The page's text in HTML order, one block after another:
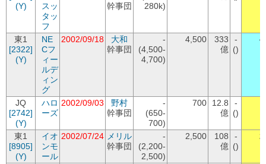
(Y)
スッ
タッ
フ
幹事団
280k)
東1
[2322]
(Y)
NE
Cフ
ィー
ルデ
ィン
グ
2002/09/18
大和
幹事団
-
(4,500-
4,700)
4,500
333
億
-
()
JQ
[2742]
(Y)
ハロ
ーズ
2002/09/03
野村
幹事団
-
(650-
700)
700
12.8
億
-
()
東1
[8905]
(Y)
イオ
ンモ
ール
2002/07/24 メリル
幹事団
-
(2,200-
2,500)
2,500
108
億
-
()